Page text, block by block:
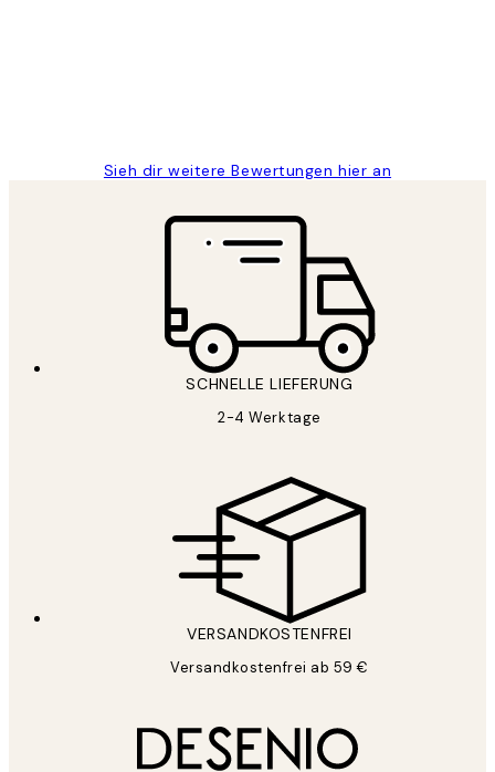
Sieh dir weitere Bewertungen hier an
SCHNELLE LIEFERUNG
2-4 Werktage
VERSANDKOSTENFREI
Versandkostenfrei ab 59 €